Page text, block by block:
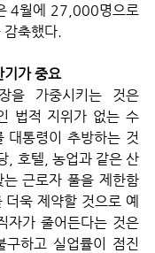
4월에 27,000명으로
감축했다.
기가 중요
법적 지위가 없는 수
대통령이 추방하는 것
, 호텔, 농업과 같은 산
근로자 풀을 제한함
욱 제약할 것으로 예
자가 줄어든다는 것은
구하고 실업률이 점진